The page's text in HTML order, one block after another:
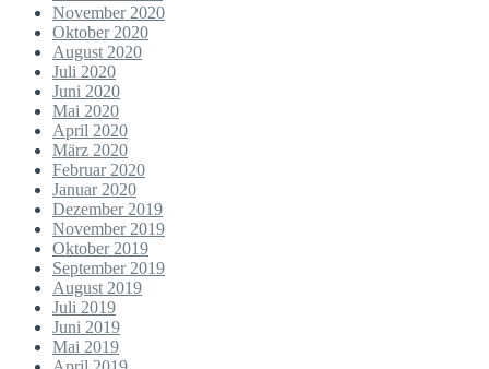
November 2020
Oktober 2020
August 2020
Juli 2020
Juni 2020
Mai 2020
April 2020
März 2020
Februar 2020
Januar 2020
Dezember 2019
November 2019
Oktober 2019
September 2019
August 2019
Juli 2019
Juni 2019
Mai 2019